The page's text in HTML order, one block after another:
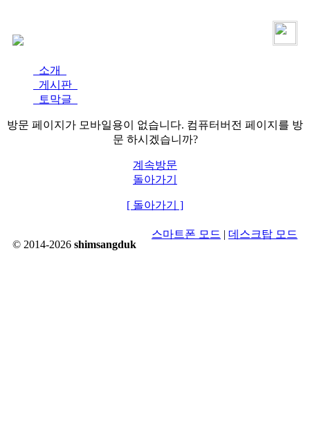
소개
게시판
토막글
방문 페이지가 모바일용이 없습니다. 컴퓨터버전 페이지를 방
문 하시겠습니까?
계속방문
돌아가기
[ 돌아가기 ]
© 2014-2026 shimsangduk
스마트폰 모드 | 데스크탑 모드